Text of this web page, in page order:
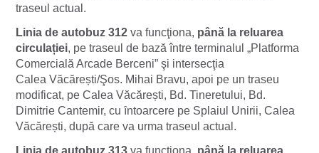
traseul actual.
Linia de autobuz 312 va funcţiona, până la reluarea
circulației, pe traseul de bază între terminalul „Platforma
Comercială Arcade Berceni” şi intersecţia
Calea Văcărești/Şos. Mihai Bravu, apoi pe un traseu
modificat, pe Calea Văcărești, Bd. Tineretului, Bd.
Dimitrie Cantemir, cu ȋntoarcere pe Splaiul Unirii, Calea
Văcărești, după care va urma traseul actual.